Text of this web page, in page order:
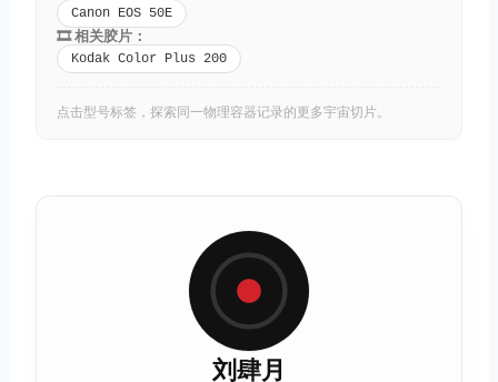
Canon EOS 50E
🎞️ 相关胶片：
Kodak Color Plus 200
点击型号标签，探索同一物理容器记录的更多宇宙切片。
刘肆月